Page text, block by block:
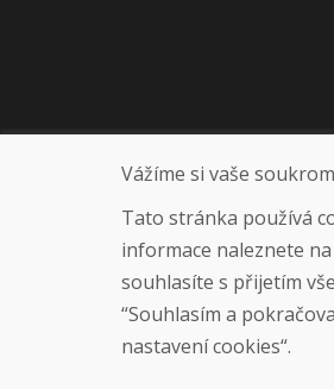
Vážíme si vaše
Tato stránka používá
informace naleznete
souhlasíte s přijetím
“Souhlasím a
nastavení cookies“.